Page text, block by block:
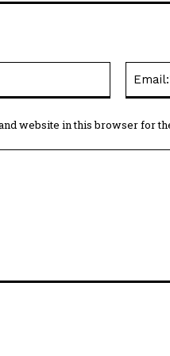
website in this browser for